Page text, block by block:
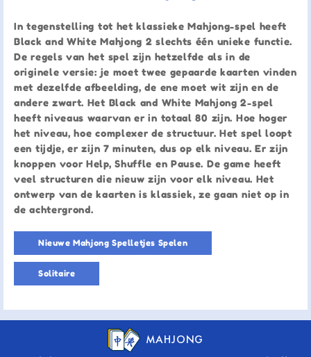
In tegenstelling tot het klassieke Mahjong-spel heeft
Black and White Mahjong 2 slechts één unieke functie.
De regels van het spel zijn hetzelfde als in de
originele versie: je moet twee gepaarde kaarten vinden
met dezelfde afbeelding, de ene moet wit zijn en de
andere zwart. Het Black and White Mahjong 2-spel
heeft niveaus waarvan er in totaal 80 zijn. Hoe hoger
het niveau, hoe complexer de structuur. Het spel loopt
een tijdje, er zijn 7 minuten, dus op elk niveau. Er zijn
knoppen voor Help, Shuffle en Pause. De game heeft
veel structuren die nieuw zijn voor elk niveau. Het
ontwerp van de kaarten is klassiek, ze gaan niet op in
de achtergrond.
Nieuwe Mahjong Spelletjes Spelen
Solitaire
MAHJONG